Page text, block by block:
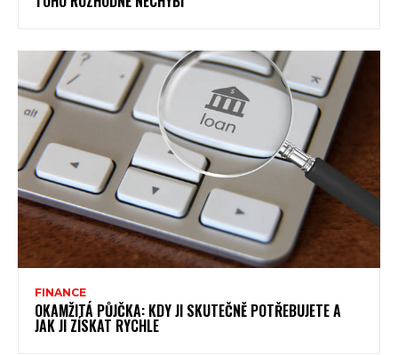
FINANCE
OKAMŽITÁ PŮJČKA: KDY JI SKUTEČNĚ POTŘEBUJETE A
JAK JI ZÍSKAT RYCHLE